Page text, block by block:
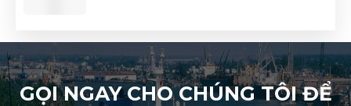
GỌI NGAY CHO CHÚNG TÔI ĐỂ